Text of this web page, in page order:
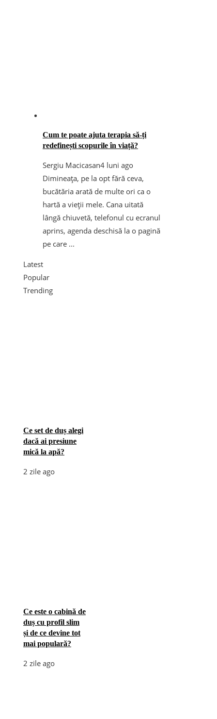
Cum te poate ajuta terapia să-ți
redefinești scopurile în viață?
Sergiu Macicasan4 luni ago
Dimineața, pe la opt fără ceva,
bucătăria arată de multe ori ca o
hartă a vieții mele. Cana uitată
lângă chiuvetă, telefonul cu ecranul
aprins, agenda deschisă la o pagină
pe care ...
Latest
Popular
Trending
Ce set de duș alegi
dacă ai presiune
mică la apă?
2 zile ago
Ce este o cabină de
duș cu profil slim
și de ce devine tot
mai populară?
2 zile ago